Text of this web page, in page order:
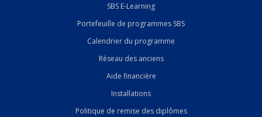
SBS E-Learning
Portefeuille de programmes SBS
Calendrier du programme
Réseau des anciens
Aide financière
Installations
Politique de remise des diplômes